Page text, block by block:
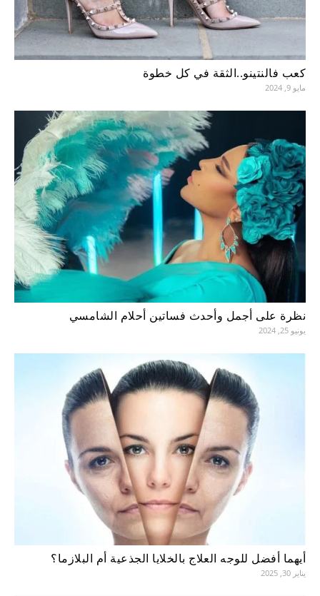
كعب فالنتينو..الثقة في كل خطوة
مايو 9, 2024
نظرة على أجمل وأحدث فساتين أحلام الشامسي
يونيو 25, 2024
أيهما أفضل للوجه العلاج بالخلايا الجذعية أم البلازما؟
يناير 30, 2025